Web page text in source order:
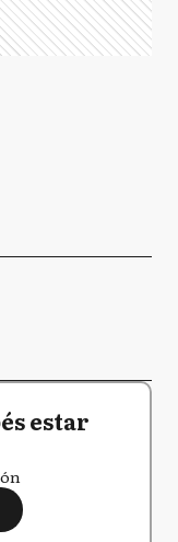
estar